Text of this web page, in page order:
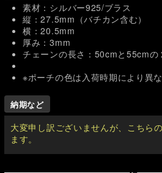
素材：シルバー925/ブラス
縦：27.5mm（バチカン含む）
横：20.5mm
厚み：3mm
チェーンの長さ：50cmと55cmの
※ポーチの色は入荷時期により異な
納期など
大変申し訳ございませんが、こちら
ます。